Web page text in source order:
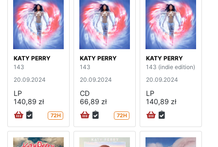
KATY PERRY
143
20.09.2024
LP
140,89 zł
72H
KATY PERRY
143
20.09.2024
CD
66,89 zł
72H
KATY PERRY
143 (indie edition)
20.09.2024
LP
140,89 zł